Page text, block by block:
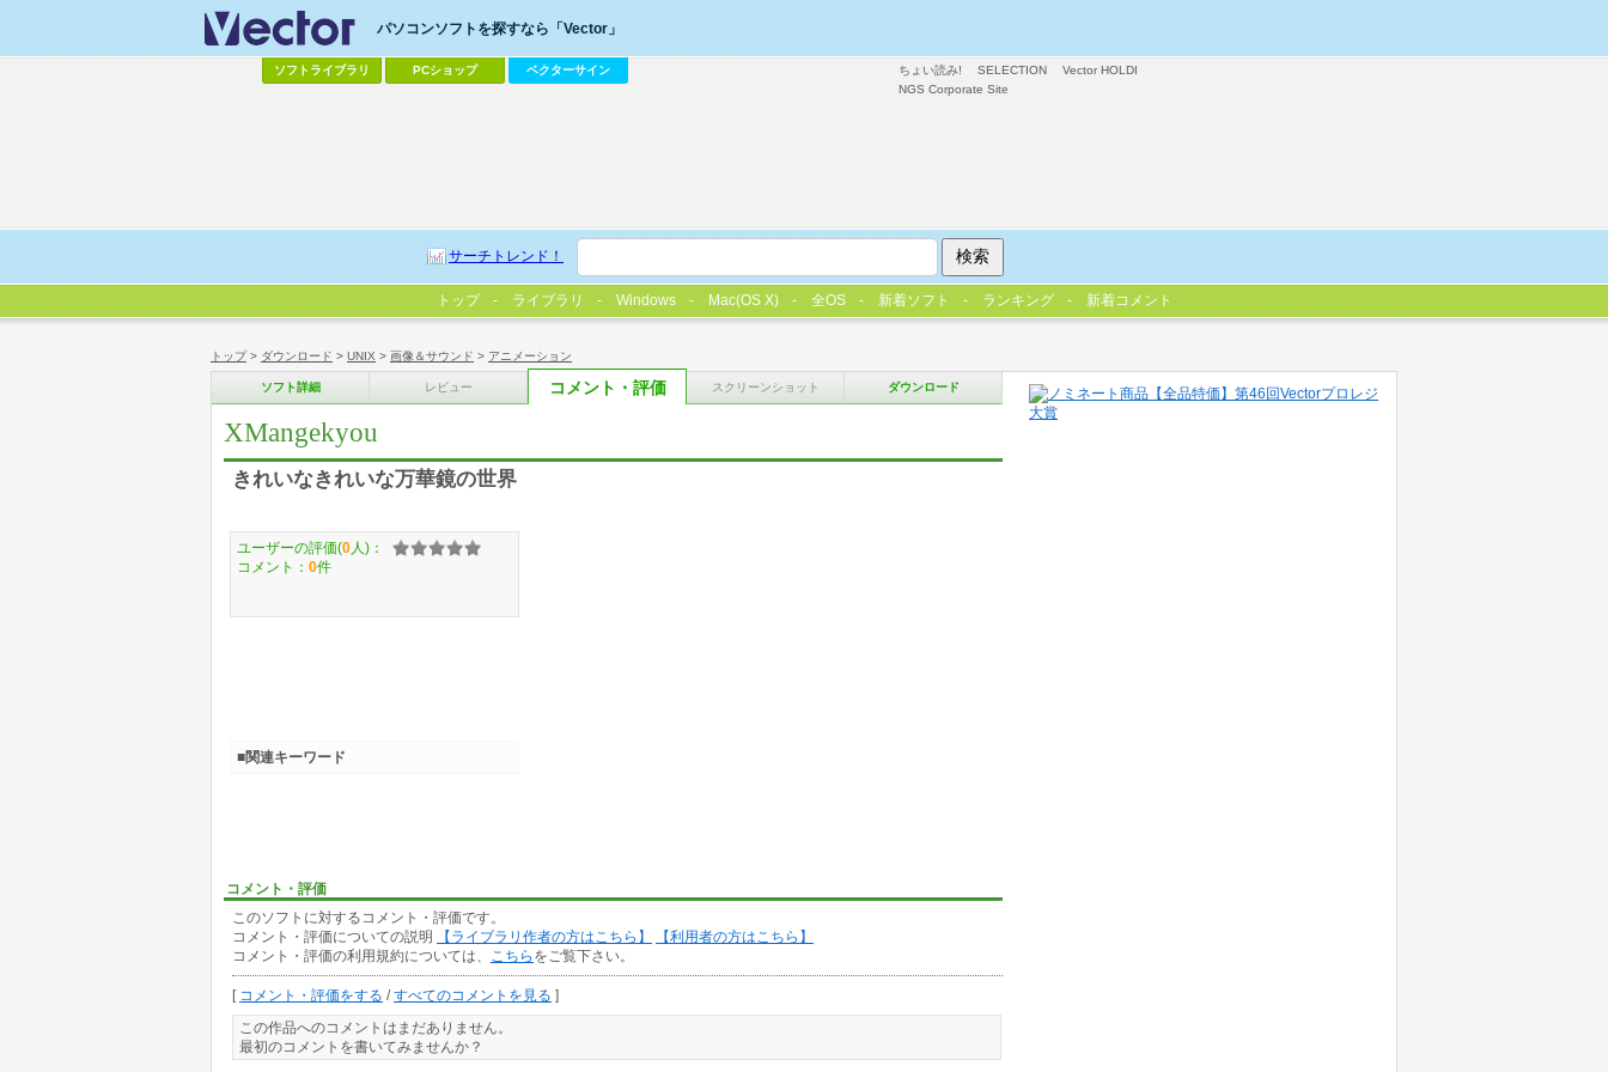
トップ> ダウンロード > UNIX > 画像＆サウンド > アニメーション
ソフト詳細 レビュー コメント・評価 スクリーンショット ダウンロード
XMangekyou
きれいなきれいな万華鏡の世界
コメント・評価
このソフトに対するコメント・評価です。
コメント・評価についての説明
【ライブラリ作者の方はこちら】
【利用者の方はこちら】
コメント・評価の利用規約については、
こちら をご覧下さい。
[ コメント・評価をする /すべてのコメントを見る ]
この作品へのコメントはまだありません。
最初のコメントを書いてみませんか？
ユーザーの評価(0 人)：
コメント： 0件
■関連キーワード
ちょい読み! SELECTION
Vector HOLDI
NGS Corporate Site
パソコンソフトを探すなら「Vector」
ソフトライブラリ PCショップ ベクターサイン
サーチトレンド！
トップ ライブラリ Windows Mac(OS X) 全OS 新着ソフト ランキング 新着コメント